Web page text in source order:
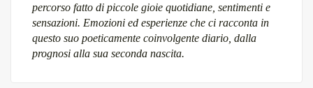
percorso fatto di piccole gioie quotidiane, sentimenti e
sensazioni. Emozioni ed esperienze che ci racconta in
questo suo poeticamente coinvolgente diario, dalla
prognosi alla sua seconda nascita.